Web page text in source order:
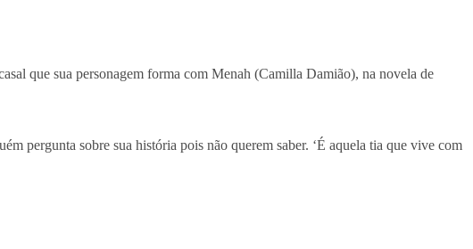
que sua personagem forma com Menah (Camilla Damião), na novela de
pergunta sobre sua história pois não querem saber. ‘É aquela tia que vive com